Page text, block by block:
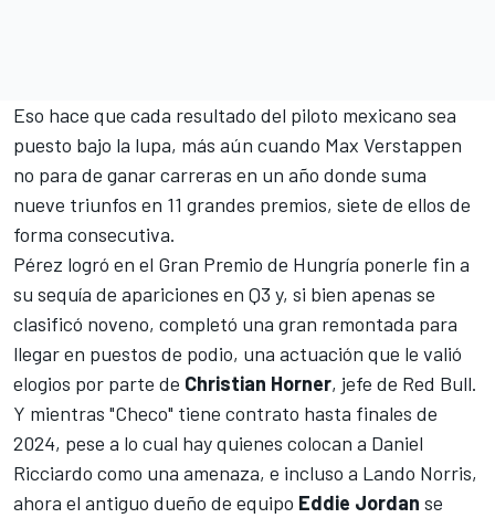
Eso hace que cada resultado del piloto mexicano sea
puesto bajo la lupa, más aún cuando Max Verstappen
no para de ganar carreras en un año donde suma
nueve triunfos en 11 grandes premios, siete de ellos de
forma consecutiva.
Pérez logró en el Gran Premio de Hungría ponerle fin a
su sequía de apariciones en Q3 y, si bien apenas se
clasificó noveno, completó una gran remontada para
llegar en puestos de podio, una actuación que le valió
elogios por parte de Christian Horner, jefe de Red Bull.
Y mientras "Checo" tiene contrato hasta finales de
2024, pese a lo cual hay quienes colocan a Daniel
Ricciardo como una amenaza, e incluso a Lando Norris,
ahora el antiguo dueño de equipo Eddie Jordan se